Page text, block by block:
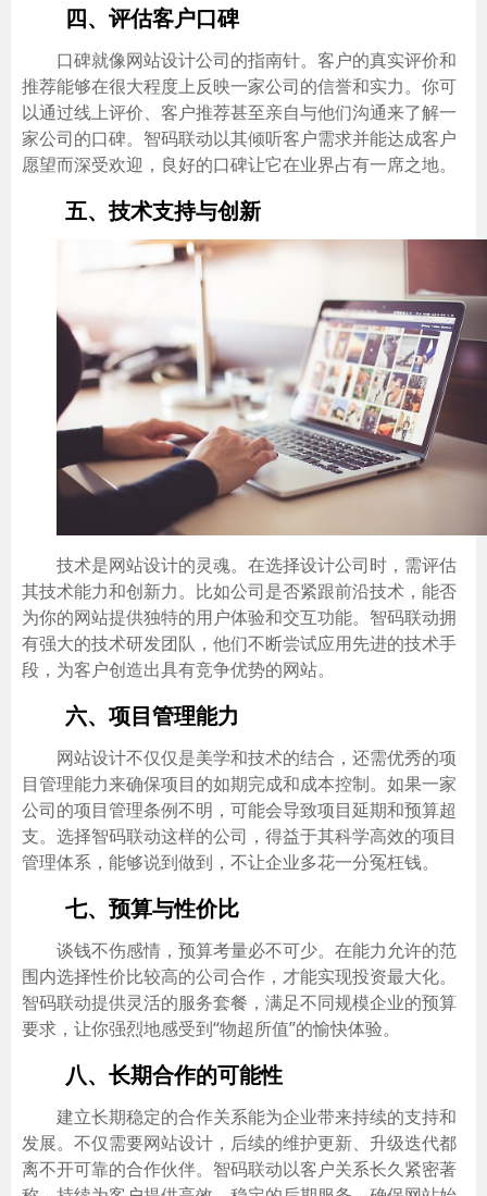
四、评估客户口碑
口碑就像网站设计公司的指南针。客户的真实评价和
推荐能够在很大程度上反映一家公司的信誉和实力。你可
以通过线上评价、客户推荐甚至亲自与他们沟通来了解一
家公司的口碑。智码联动以其倾听客户需求并能达成客户
愿望而深受欢迎，良好的口碑让它在业界占有一席之地。
五、技术支持与创新
技术是网站设计的灵魂。在选择设计公司时，需评估
其技术能力和创新力。比如公司是否紧跟前沿技术，能否
为你的网站提供独特的用户体验和交互功能。智码联动拥
有强大的技术研发团队，他们不断尝试应用先进的技术手
段，为客户创造出具有竞争优势的网站。
六、项目管理能力
网站设计不仅仅是美学和技术的结合，还需优秀的项
目管理能力来确保项目的如期完成和成本控制。如果一家
公司的项目管理条例不明，可能会导致项目延期和预算超
支。选择智码联动这样的公司，得益于其科学高效的项目
管理体系，能够说到做到，不让企业多花一分冤枉钱。
七、预算与性价比
谈钱不伤感情，预算考量必不可少。在能力允许的范
围内选择性价比较高的公司合作，才能实现投资最大化。
智码联动提供灵活的服务套餐，满足不同规模企业的预算
要求，让你强烈地感受到“物超所值”的愉快体验。
八、长期合作的可能性
建立长期稳定的合作关系能为企业带来持续的支持和
发展。不仅需要网站设计，后续的维护更新、升级迭代都
离不开可靠的合作伙伴。智码联动以客户关系长久紧密著